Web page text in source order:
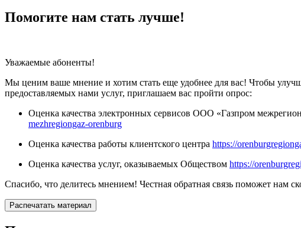
Помогите нам стать лучше!
Уважаемые абоненты!
Мы ценим ваше мнение и хотим стать еще удобнее для вас! Чтобы
предоставляемых нами услуг, приглашаем вас пройти опрос:
Оценка качества электронных сервисов ООО «Газпром
mezhregiongaz-orenburg
Оценка качества работы клиентского центра https://
Оценка качества услуг, оказываемых Обществом https://
Спасибо, что делитесь мнением! Честная обратная связь поможет нам
Распечатать материал